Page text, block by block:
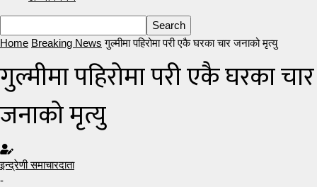
Home Breaking News गुल्मीमा पहिरोमा परी एकै घरका चार जनाको मृत्यु
गुल्मीमा पहिरोमा परी एकै घरका चार
जनाको मृत्यु
इन्द्रेणी समाचारदाता
-